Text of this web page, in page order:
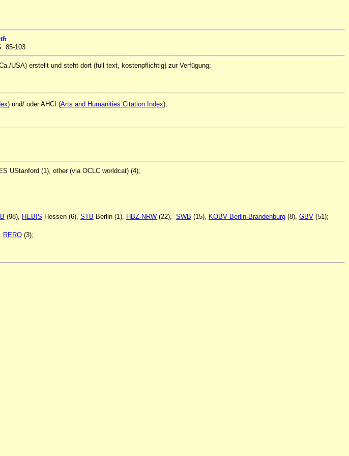
85-103
USA) erstellt und steht dort (full text, kostenpflichtig) zur Verfügung;
) und/ oder AHCI (Arts and Humanities Citation Index);
UStanford (1), other (via OCLC worldcat) (4);
(98), HEBIS Hessen (6), STB Berlin (1), HBZ-NRW (22), SWB (15), KOBV Berlin-Brandenburg (8), GBV (51);
RERO (3);